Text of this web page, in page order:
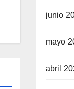
junio
mayo
abril